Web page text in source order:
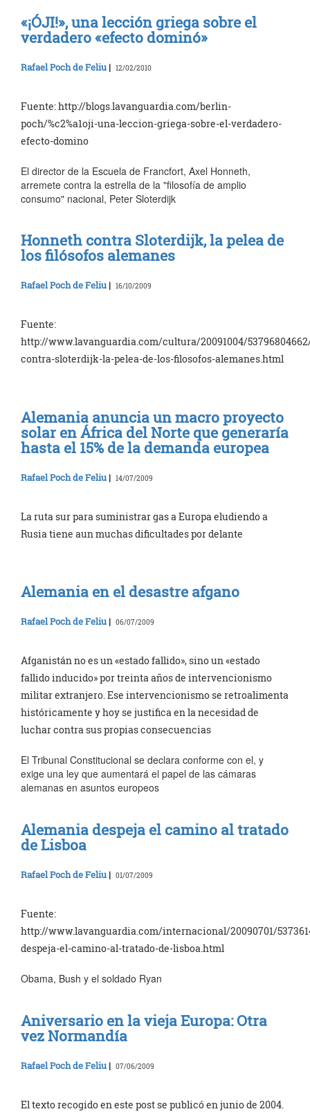
«¡ÓJI!», una lección griega sobre el
verdadero «efecto dominó»
Rafael Poch de Feliu | 12/02/2010
Fuente: http://blogs.lavanguardia.com/berlin-
poch/%c2%a1oji-una-leccion-griega-sobre-el-verdadero-
efecto-domino
El director de la Escuela de Francfort, Axel Honneth,
arremete contra la estrella de la "filosofía de amplio
consumo" nacional, Peter Sloterdijk
Honneth contra Sloterdijk, la pelea de
los filósofos alemanes
Rafael Poch de Feliu | 16/10/2009
Fuente:
http://www.lavanguardia.com/cultura/20091004/
contra-sloterdijk-la-pelea-de-los-filosofos-alemanes.html
Alemania anuncia un macro proyecto
solar en África del Norte que generaría
hasta el 15% de la demanda europea
Rafael Poch de Feliu | 14/07/2009
La ruta sur para suministrar gas a Europa eludiendo a
Rusia tiene aun muchas dificultades por delante
Alemania en el desastre afgano
Rafael Poch de Feliu | 06/07/2009
Afganistán no es un «estado fallido», sino un «estado
fallido inducido» por treinta años de intervencionismo
militar extranjero. Ese intervencionismo se retroalimenta
históricamente y hoy se justifica en la necesidad de
luchar contra sus propias consecuencias
El Tribunal Constitucional se declara conforme con el, y
exige una ley que aumentará el papel de las cámaras
alemanas en asuntos europeos
Alemania despeja el camino al tratado
de Lisboa
Rafael Poch de Feliu | 01/07/2009
Fuente:
http://www.lavanguardia.com/internacional/20090701/
despeja-el-camino-al-tratado-de-lisboa.html
Obama, Bush y el soldado Ryan
Aniversario en la vieja Europa: Otra
vez Normandía
Rafael Poch de Feliu | 07/06/2009
El texto recogido en este post se publicó en junio de 2004.